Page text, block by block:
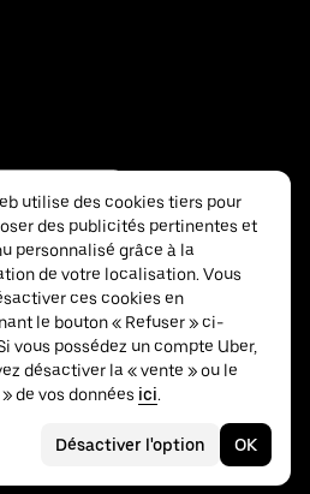
utilise des cookies tiers pour
des publicités pertinentes et
personnalisé grâce à la
de votre localisation. Vous
ces cookies en
le bouton « Refuser » ci-
vous possédez un compte Uber,
désactiver la « vente » ou le
de vos données ici.
Désactiver l'option OK